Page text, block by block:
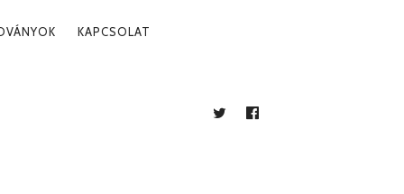
KAPCSOLAT
TWITTERFACEBOOK